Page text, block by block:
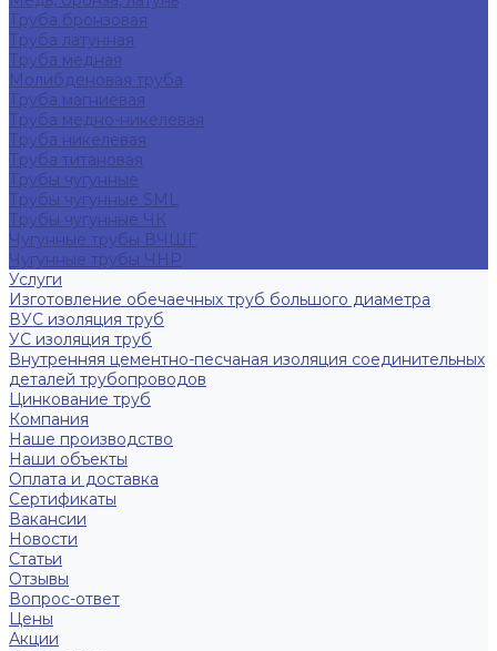
Труба бронзовая
Труба латунная
Труба медная
Молибденовая труба
Труба магниевая
Труба медно-никелевая
Труба никелевая
Труба титановая
Трубы чугунные
Трубы чугунные SML
Трубы чугунные ЧК
Чугунные трубы ВЧШГ
Чугунные трубы ЧНР
Услуги
Изготовление обечаечных труб большого диаметра
ВУС изоляция труб
УС изоляция труб
Внутренняя цементно-песчаная изоляция соединительных
деталей трубопроводов
Цинкование труб
Компания
Наше производство
Наши объекты
Оплата и доставка
Сертификаты
Вакансии
Новости
Статьи
Отзывы
Вопрос-ответ
Цены
Акции